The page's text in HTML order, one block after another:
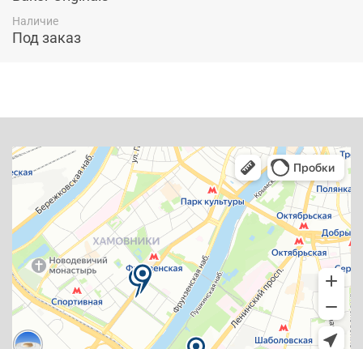
Наличие
Под заказ